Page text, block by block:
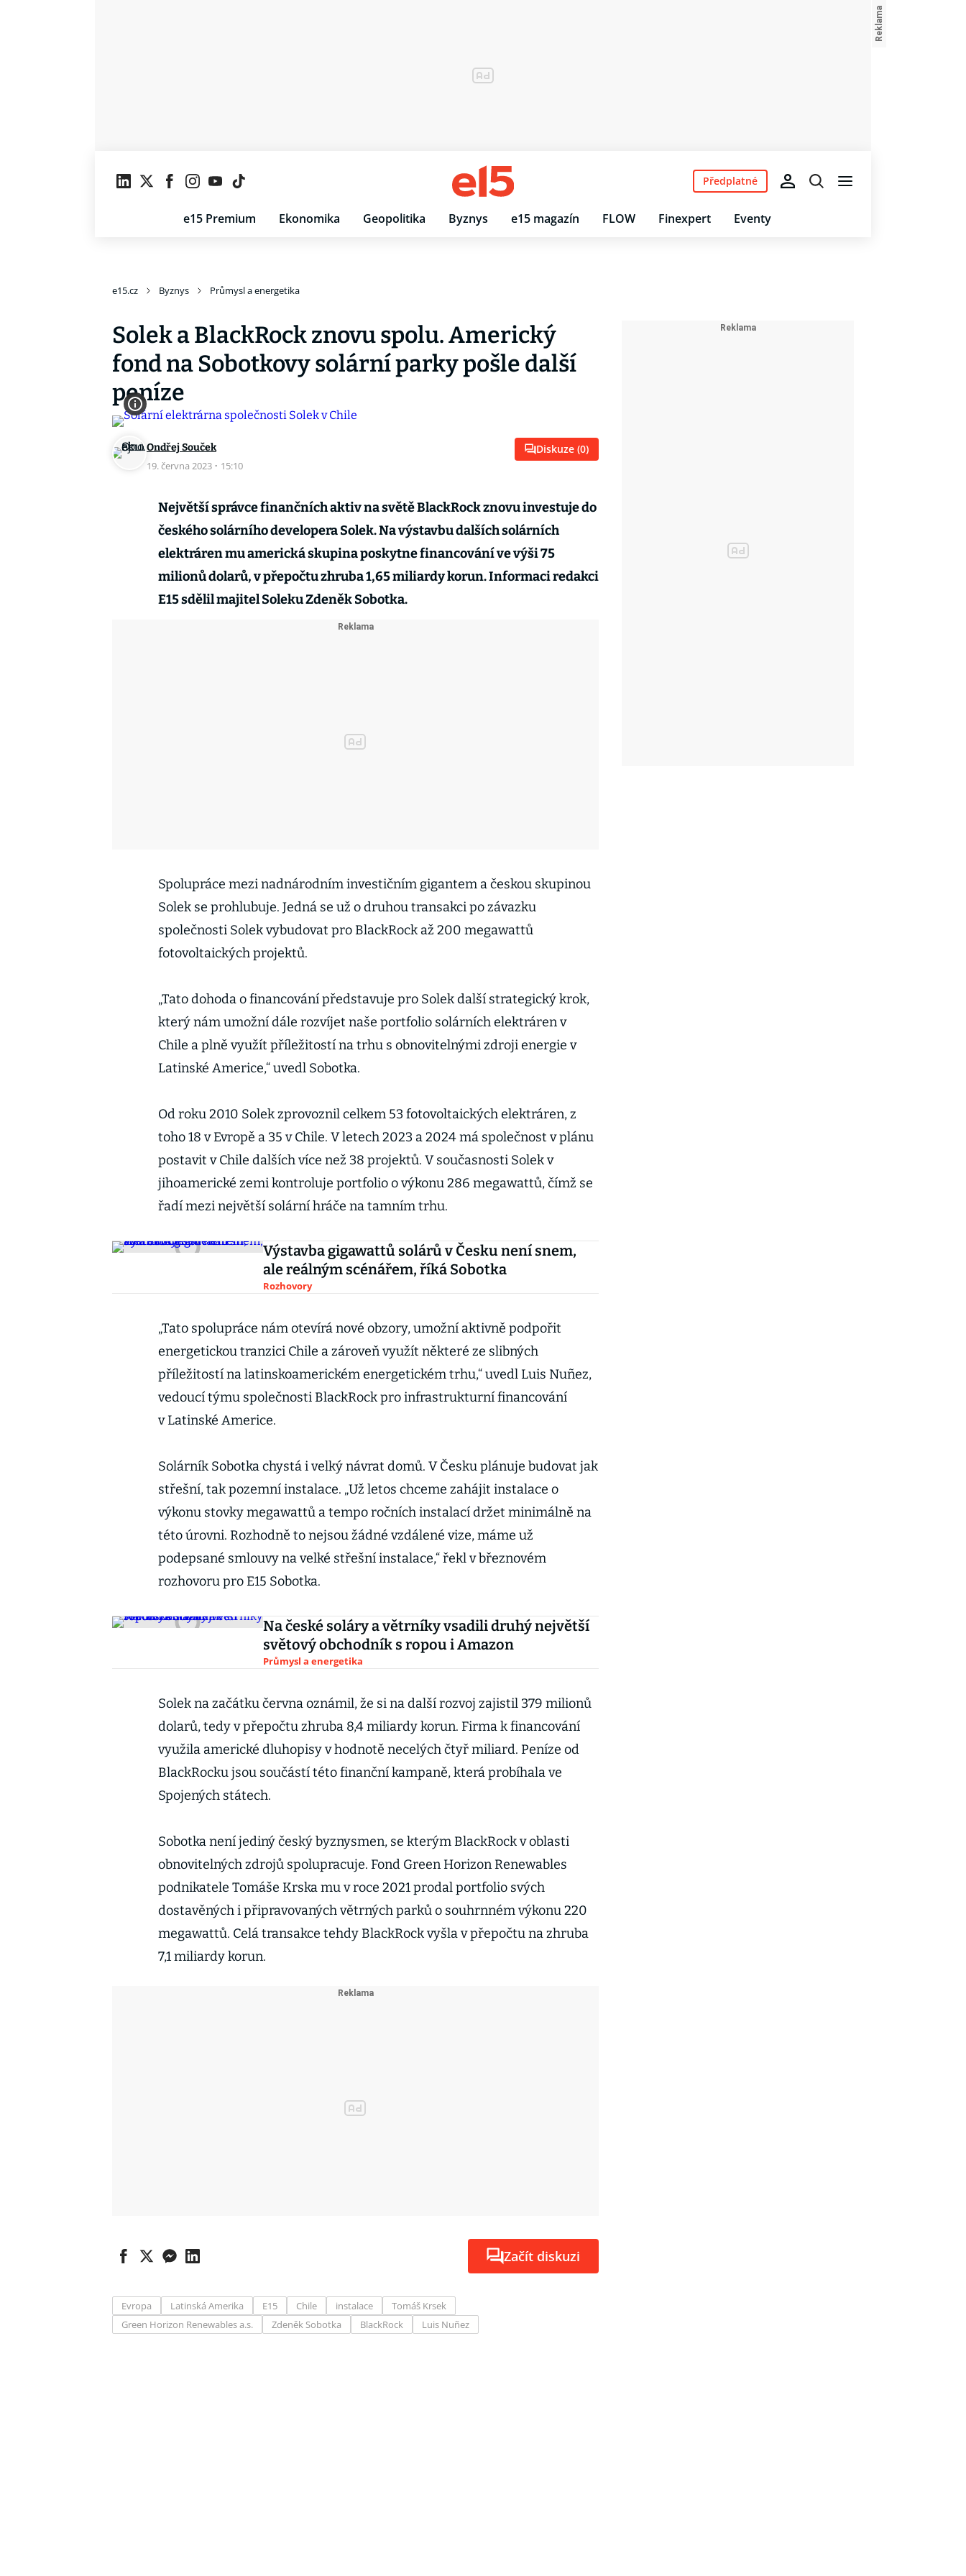
e15 Premium Ekonomika Geopolitika Byznys e15 magazín FLOW Finexpert Eventy
Předplatné
e15.cz Byznys Průmysl a energetika
Solek a BlackRock znovu spolu. Americký
fond na Sobotkovy solární parky pošle další
peníze
Ondřej Souček
19. června 2023 · 15:10
Diskuze (0)
Největší správce finančních aktiv na světě BlackRock znovu investuje do
českého solárního developera Solek. Na výstavbu dalších solárních
elektráren mu americká skupina poskytne financování ve výši 75
milionů dolarů, v přepočtu zhruba 1,65 miliardy korun. Informaci redakci
E15 sdělil majitel Soleku Zdeněk Sobotka.
Spolupráce mezi nadnárodním investičním gigantem a českou skupinou
Solek se prohlubuje. Jedná se už o druhou transakci po závazku
společnosti Solek vybudovat pro BlackRock až 200 megawattů
fotovoltaických projektů.
„Tato dohoda o financování představuje pro Solek další strategický krok,
který nám umožní dále rozvíjet naše portfolio solárních elektráren v
Chile a plně využít příležitostí na trhu s obnovitelnými zdroji energie v
Latinské Americe,“ uvedl Sobotka.
Od roku 2010 Solek zprovoznil celkem 53 fotovoltaických elektráren, z
toho 18 v Evropě a 35 v Chile. V letech 2023 a 2024 má společnost v plánu
postavit v Chile dalších více než 38 projektů. V současnosti Solek v
jihoamerické zemi kontroluje portfolio o výkonu 286 megawattů, čímž se
řadí mezi největší solární hráče na tamním trhu.
Výstavba gigawattů solárů v Česku není snem,
ale reálným scénářem, říká Sobotka
Rozhovory
„Tato spolupráce nám otevírá nové obzory, umožní aktivně podpořit
energetickou tranzici Chile a zároveň využít některé ze slibných
příležitostí na latinskoamerickém energetickém trhu,“ uvedl Luis Nuñez,
vedoucí týmu společnosti BlackRock pro infrastrukturní financování
v Latinské Americe.
Solárník Sobotka chystá i velký návrat domů. V Česku plánuje budovat jak
střešní, tak pozemní instalace. „Už letos chceme zahájit instalace o
výkonu stovky megawattů a tempo ročních instalací držet minimálně na
této úrovni. Rozhodně to nejsou žádné vzdálené vize, máme už
podepsané smlouvy na velké střešní instalace,“ řekl v březnovém
rozhovoru pro E15 Sobotka.
Na české soláry a větrníky vsadili druhý největší
světový obchodník s ropou i Amazon
Průmysl a energetika
Solek na začátku června oznámil, že si na další rozvoj zajistil 379 milionů
dolarů, tedy v přepočtu zhruba 8,4 miliardy korun. Firma k financování
využila americké dluhopisy v hodnotě necelých čtyř miliard. Peníze od
BlackRocku jsou součástí této finanční kampaně, která probíhala ve
Spojených státech.
Sobotka není jediný český byznysmen, se kterým BlackRock v oblasti
obnovitelných zdrojů spolupracuje. Fond Green Horizon Renewables
podnikatele Tomáše Krska mu v roce 2021 prodal portfolio svých
dostavěných i připravovaných větrných parků o souhrnném výkonu 220
megawattů. Celá transakce tehdy BlackRock vyšla v přepočtu na zhruba
7,1 miliardy korun.
Začít diskuzi
Evropa Latinská Amerika E15 Chile instalace
Tomáš Krsek
Green Horizon Renewables a.s.
Zdeněk Sobotka BlackRock Luis Nuñez